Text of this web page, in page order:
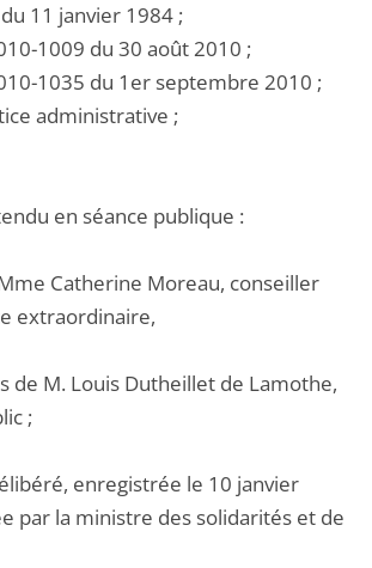
11 janvier 1984 ;
1009 du 30 août 2010 ;
1035 du 1er septembre 2010 ;
administrative ;
en séance publique :
Catherine Moreau, conseiller
extraordinaire,
de M. Louis Dutheillet de Lamothe,
;
enregistrée le 10 janvier
par la ministre des solidarités et de